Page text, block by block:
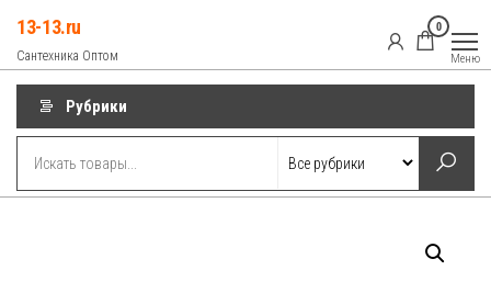
содержимому
13-13.ru
Сантехника Оптом
0
Меню
Рубрики